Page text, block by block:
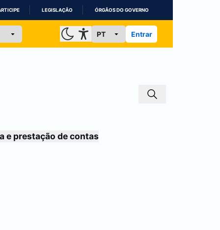
LEGISLAÇÃO ÓRGÃOS DO GOVERNO
Entrar
e prestação de contas